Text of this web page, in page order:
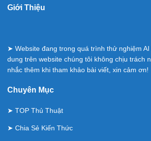
Giới Thiệu
➤ Website đang trong quá trình thử nghiệm
dung trên website chúng tôi không chịu trách
nhắc thêm khi tham khảo bài viết, xin cảm ơn!
Chuyên Mục
➤ TOP Thủ Thuật
➤ Chia Sẻ Kiến Thức